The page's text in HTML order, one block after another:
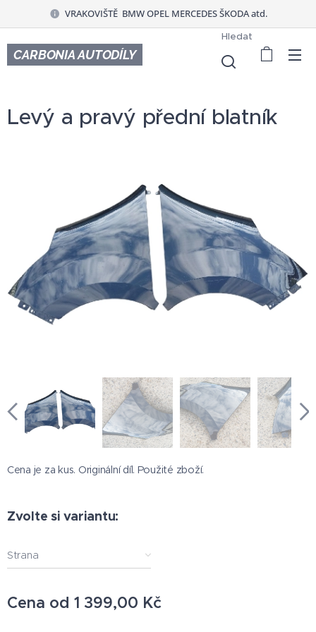
VRAKOVIŠTĚ BMW OPEL MERCEDES ŠKODA atd.
CARBONIA AUTODÍLY
Hledat
Levý a pravý přední blatník
Cena je za kus. Originální díl. Použité zboží.
Zvolte si variantu:
Strana
Cena od 1 399,00 Kč